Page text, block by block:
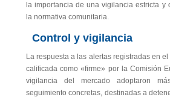
la importancia de una vigilancia estricta
la normativa comunitaria.
Control y vigilancia
La respuesta a las alertas registradas en
calificada como «firme» por la Comisión
vigilancia del mercado adoptaron
seguimiento concretas, destinadas a